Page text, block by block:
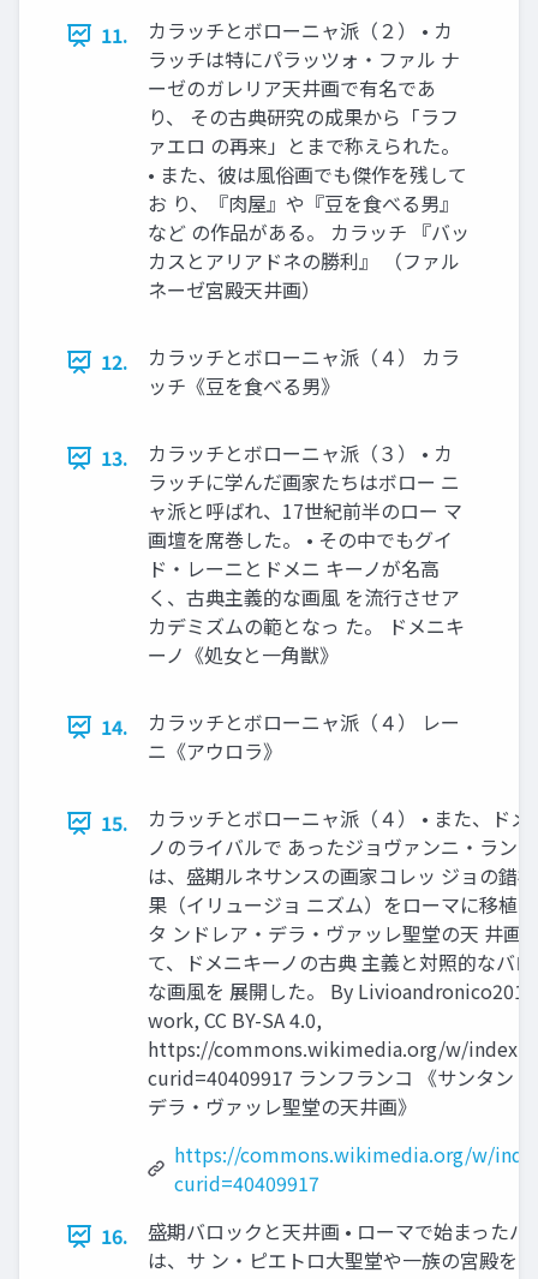
11.
カラッチとボローニャ派（２） • カ
ラッチは特にパラッツォ・ファル ナ
ーゼのガレリア天井画で有名であ
り、 その古典研究の成果から「ラフ
ァエロ の再来」とまで称えられた。
• また、彼は風俗画でも傑作を残して
お り、『肉屋』や『豆を食べる男』
など の作品がある。 カラッチ 『バッ
カスとアリアドネの勝利』 （ファル
ネーゼ宮殿天井画）
12.
カラッチとボローニャ派（４） カラ
ッチ《豆を食べる男》
13.
カラッチとボローニャ派（３） • カ
ラッチに学んだ画家たちはボロー ニ
ャ派と呼ばれ、17世紀前半のロー マ
画壇を席巻した。 • その中でもグイ
ド・レーニとドメニ キーノが名高
く、古典主義的な画風 を流行させア
カデミズムの範となっ た。 ドメニキ
ーノ《処女と一角獣》
14.
カラッチとボローニャ派（４） レー
ニ《アウロラ》
15.
カラッチとボローニャ派（４） • また、ドメ
ノのライバルで あったジョヴァンニ・ラン
は、盛期ルネサンスの画家コレッ ジョの錯
果（イリュージョ ニズム）をローマに移植
タ ンドレア・デラ・ヴァッレ聖堂の天 井画
て、ドメニキーノの古典 主義と対照的なバ
な画風を 展開した。 By
work, CC BY-SA 4.0,
https://commons.wikimedia.org/w/
curid=40409917 ランフランコ 《サンタン
デラ・ヴァッレ聖堂の天井画》
https://commons.wikimedia.org/w/
curid=40409917
16.
盛期バロックと天井画 • ローマで始まったバ
は、サ ン・ピエトロ大聖堂や一族の宮殿を